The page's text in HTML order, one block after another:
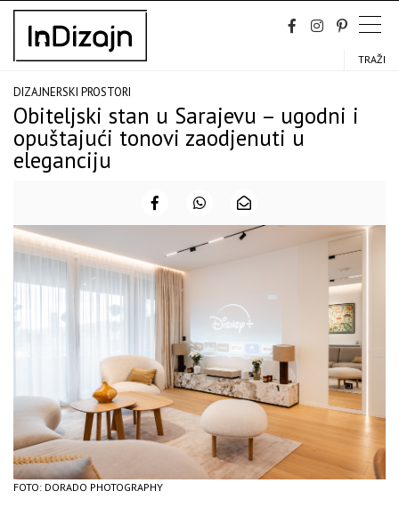
Skip
content
TRAŽI
DIZAJNERSKI PROSTORI
Obiteljski stan u Sarajevu – ugodni i
opuštajući tonovi zaodjenuti u
eleganciju
FOTO: DORADO PHOTOGRAPHY